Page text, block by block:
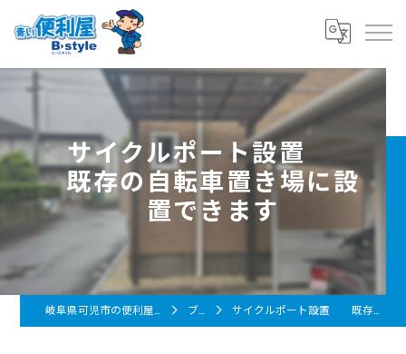
サイクルポート設置
既存の自転車置き場に設
置できます
ブログ サイクルポート設置 既存の自転車置き場に設置できます